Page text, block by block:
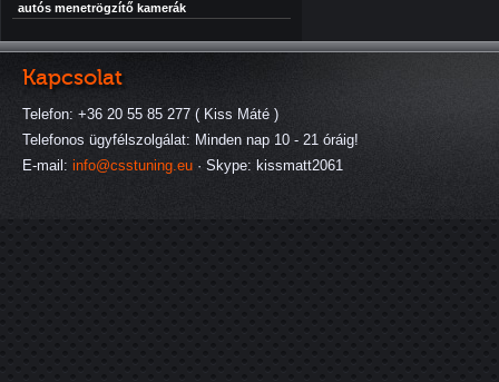
autós menetrögzítő kamerák
Kapcsolat
Telefon: +36 20 55 85 277 ( Kiss Máté )
Telefonos ügyfélszolgálat: Minden nap 10 - 21 óráig!
E-mail: info@csstuning.eu · Skype: kissmatt2061